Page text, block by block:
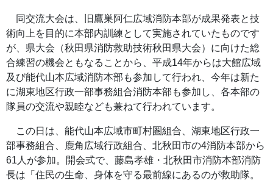
同交流大会は、旧鷹巣阿仁広域消防本部が成果発表と技
術向上を目的に本部内訓練として実施されていたものです
が、県大会（秋田県消防救助技術秋田県大会）に向けた総
合練習の機会ともなることから、平成14年からは大館広域
及び能代山本広域消防本部も参加して行われ、今年は新た
に湖東地区行政一部事務組合消防本部も参加し、各本部の
隊員の交流や親睦なども兼ねて行われています。
この日は、能代山本広域市町村圏組合、湖東地区行政一
部事務組合、鹿角広域行政組合、北秋田市の4消防本部から
61人が参加。開会式で、藤島孝雄・北秋田市消防本部消防
長は「住民の生命、身体を守る最前線にあるのが救助隊。